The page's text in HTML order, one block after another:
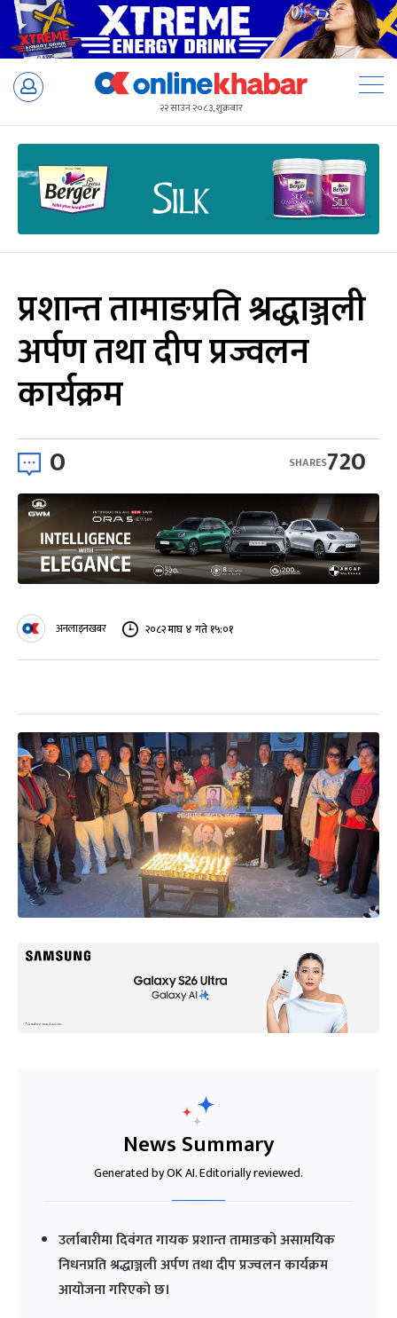
Skip
२२ साउन २०८३, शुक्रबार
प्रशान्त तामाङप्रति श्रद्धाञ्जली
अर्पण तथा दीप प्रज्वलन
कार्यक्रम
0 720
SHARES
अनलाइनखबर २०८२ माघ ४ गते १५:०१
News Summary
Generated by OK AI. Editorially reviewed.
उर्लाबारीमा दिवंगत गायक प्रशान्त तामाङको असामयिक
निधनप्रति श्रद्धाञ्जली अर्पण तथा दीप प्रज्वलन कार्यक्रम
आयोजना गरिएको छ।